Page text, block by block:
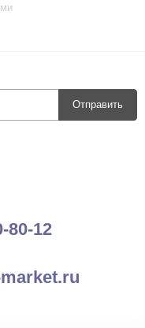
Отправить
80-12